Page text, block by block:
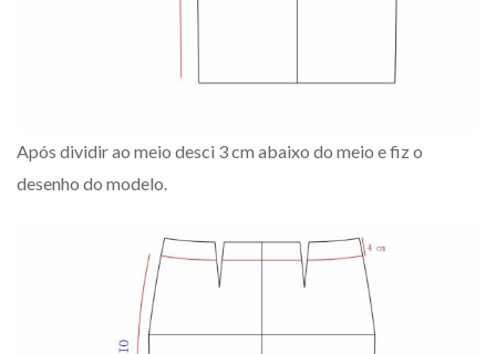
Após dividir ao meio desci 3 cm abaixo do meio e fiz o
desenho do modelo.